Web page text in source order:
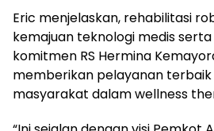
Eric menjelaskan, rehabilitasi
kemajuan teknologi medis
komitmen RS Hermina
memberikan pelayanan
masyarakat dalam wellness